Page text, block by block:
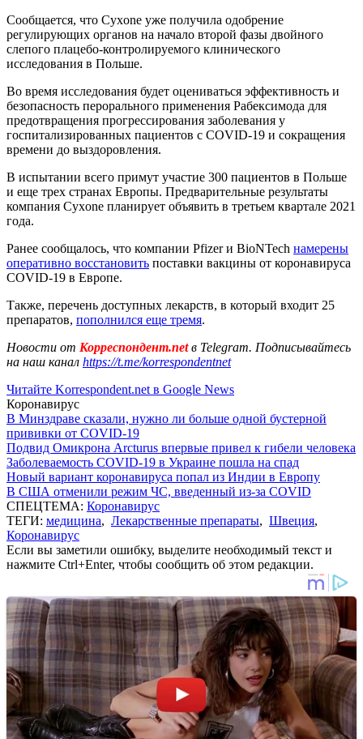
Сообщается, что Cyxone уже получила одобрение
регулирующих органов на начало второй фазы двойного
слепого плацебо-контролируемого клинического
исследования в Польше.
Во время исследования будет оцениваться эффективность и
безопасность перорального применения Рабексимода для
предотвращения прогрессирования заболевания у
госпитализированных пациентов с COVID-19 и сокращения
времени до выздоровления.
В испытании всего примут участие 300 пациентов в Польше
и еще трех странах Европы. Предварительные результаты
компания Cyxone планирует объявить в третьем квартале 2021
года.
Ранее сообщалось, что компании Pfizer и BioNTech намерены
оперативно восстановить поставки вакцины от коронавируса
COVID-19 в Европе.
Также, перечень доступных лекарств, в который входит 25
препаратов, пополнился еще тремя.
Новости от Корреспондент.netв Telegram. Подписывайтесь
на наш канал https://t.me/korrespondentnet
Читайте Korrespondent.net в Google News
Коронавирус
В Минздраве сказали, нужно ли больше одной бустерной
прививки от COVID-19
Подвид Омикрона Arcturus впервые привел к гибели человека
Заболеваемость COVID-19 в Украине пошла на спад
Новый вариант коронавируса попал из Индии в Европу
В США отменили режим ЧС, введенный из-за COVID
СПЕЦТЕМА: Коронавирус
ТЕГИ: медицина, Лекарственные препараты, Швеция,
Коронавирус
Если вы заметили ошибку, выделите необходимый текст и
нажмите Ctrl+Enter, чтобы сообщить об этом редакции.